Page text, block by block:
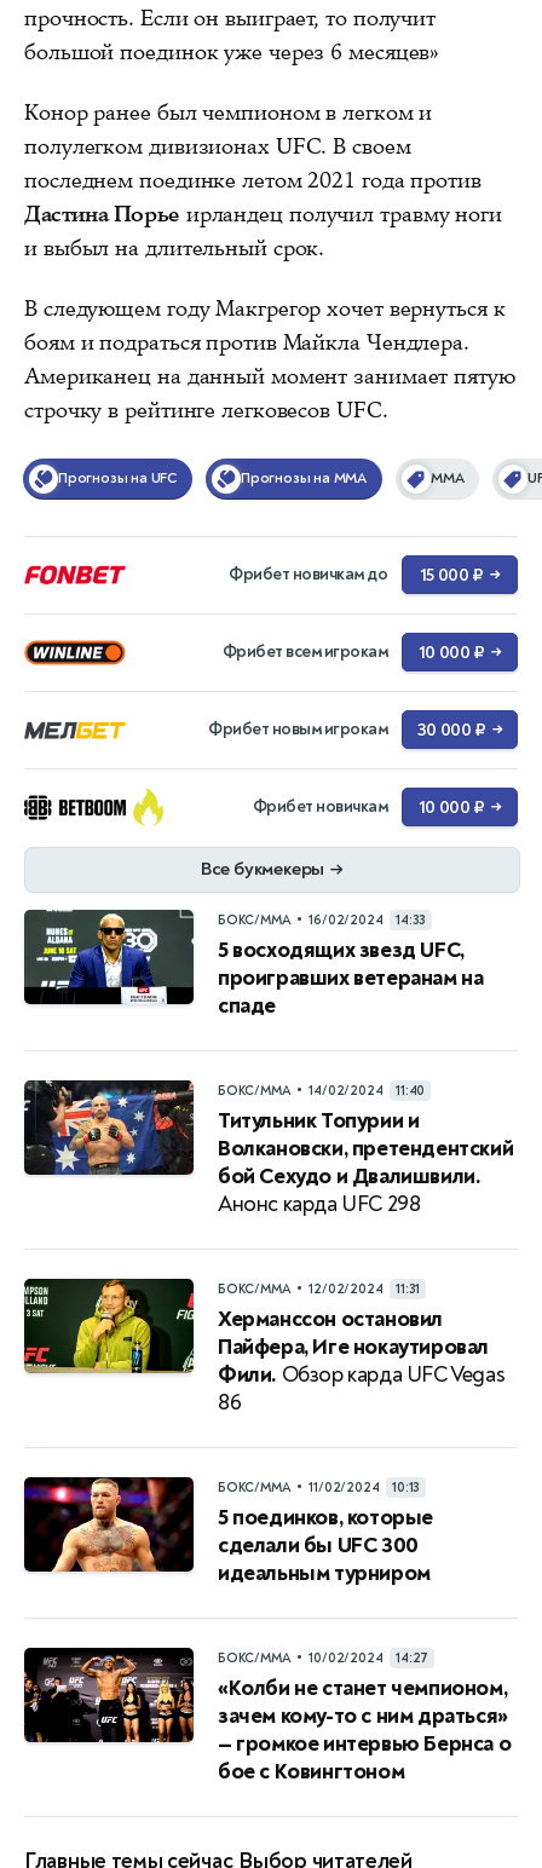
прочность. Если он выиграет, то получит
большой поединок уже через 6 месяцев»
Конор ранее был чемпионом в легком и
полулегком дивизионах UFC. В своем
последнем поединке летом 2021 года против
Дастина Порье ирландец получил травму ноги
и выбыл на длительный срок.
В следующем году Макгрегор хочет вернуться к
боям и подраться против Майкла Чендлера.
Американец на данный момент занимает пятую
строчку в рейтинге легковесов UFC.
Прогнозы на UFC Прогнозы на MMA ММА
Фрибет новичкам до 15 000 ₽ →
Фрибет всем игрокам 10 000 ₽ →
Фрибет новым игрокам 30 000 ₽ →
Фрибет новичкам 10 000 ₽ →
Все букмекеры →
БОКС/ММА • 16/02/2024 14:33
5 восходящих звезд UFC,
проигравших ветеранам на
спаде
БОКС/ММА • 14/02/2024 11:40
Титульник Топурии и
Волкановски, претендентский
бой Сехудо и Двалишвили.
Анонс карда UFC 298
БОКС/ММА • 12/02/2024 11:31
Херманссон остановил
Пайфера, Иге нокаутировал
Фили. Обзор карда UFC Vegas
86
БОКС/ММА • 11/02/2024 10:13
5 поединков, которые
сделали бы UFC 300
идеальным турниром
БОКС/ММА • 10/02/2024 14:27
«Колби не станет чемпионом,
зачем кому-то с ним драться»
— громкое интервью Бернса о
бое с Ковингтоном
Главные темы сейчас Выбор читателей